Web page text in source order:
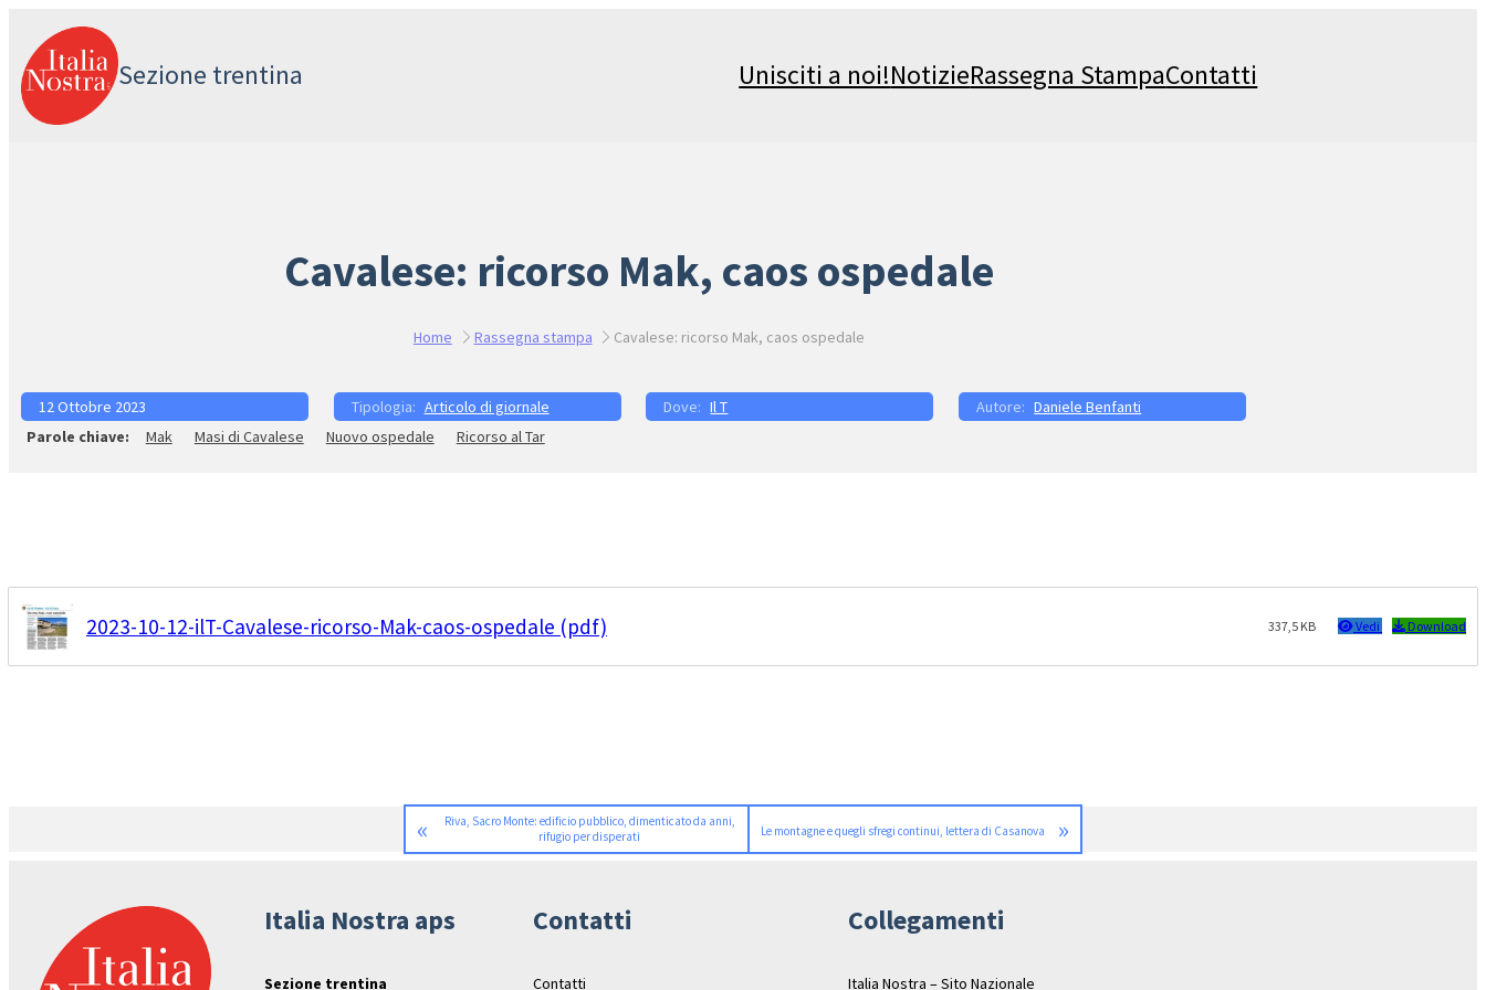
al
contenuto
Sezione trentina Unisciti a noi!NotizieRassegna StampaContatti
Cavalese: ricorso Mak, caos ospedale
Home Rassegna stampa Cavalese: ricorso Mak, caos ospedale
12 Ottobre 2023 Articolo di giornale Il T
Daniele Benfanti
Mak
Masi di Cavalese Nuovo ospedale Ricorso al Tar
2023-10-12-ilT-Cavalese-ricorso-Mak-caos-ospedale (pdf) 337,5 KB Vedi Download
«
Riva, Sacro Monte: edificio pubblico, dimenticato da anni,
rifugio per disperati
Le montagne e quegli sfregi continui, lettera di Casanova »
Italia Nostra aps
Sezione trentina
Contatti
Contatti
Collegamenti
Italia Nostra – Sito Nazionale